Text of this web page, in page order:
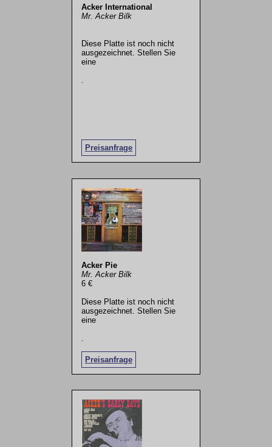
Acker International
Mr. Acker Bilk
Diese Platte ist noch nicht
ausgezeichnet. Stellen Sie
eine
Preisanfrage
Acker Pie
Mr. Acker Bilk
6 €
Diese Platte ist noch nicht
ausgezeichnet. Stellen Sie
eine
Preisanfrage
.